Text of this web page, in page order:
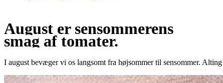
August er sensommerens
smag af tomater.
I august bevæger vi os langsomt fra højsommer til sensommer.